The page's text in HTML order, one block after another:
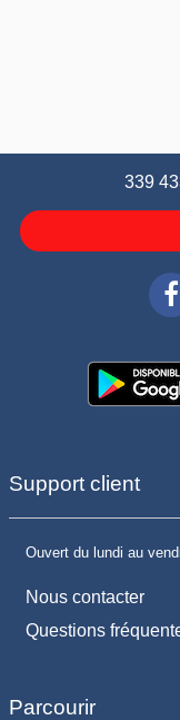
339
Support client
Ouvert du lundi au
Nous contacter
Questions
Parcourir